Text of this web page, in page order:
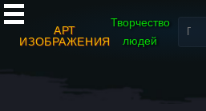
АРТ
ИЗОБРАЖЕНИЯ
Творчество
людей
Найти: